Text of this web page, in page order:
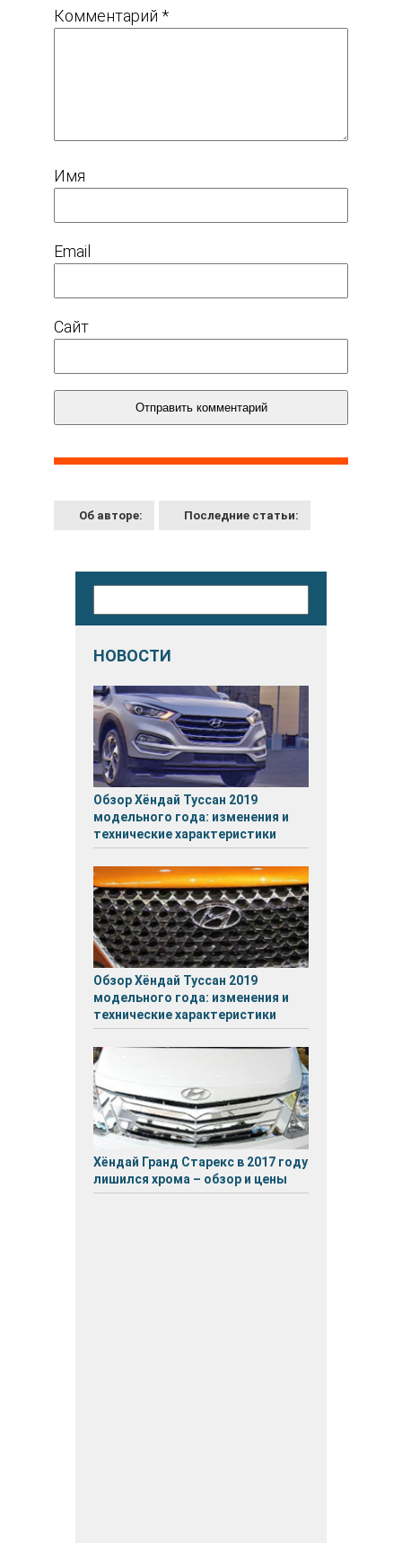
НОВОСТИ
Обзор Хёндай Туссан 2019
модельного года: изменения и
технические характеристики
Обзор Хёндай Туссан 2019
модельного года: изменения и
технические характеристики
Хёндай Гранд Старекс в 2017 году
лишился хрома – обзор и цены
Комментарий *
Имя
Email
Сайт
Об авторе: Последние статьи: